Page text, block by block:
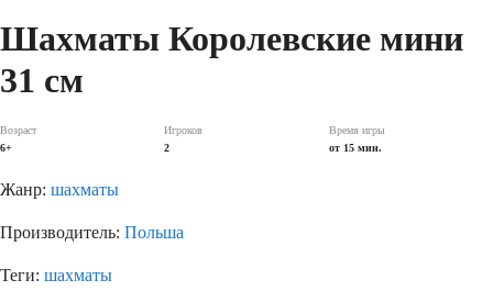
Шахматы Королевские мини
31 см
Возраст
6+
Игроков
2
Время игры
от 15 мин.
Жанр: шахматы
Производитель: Польша
Теги: шахматы